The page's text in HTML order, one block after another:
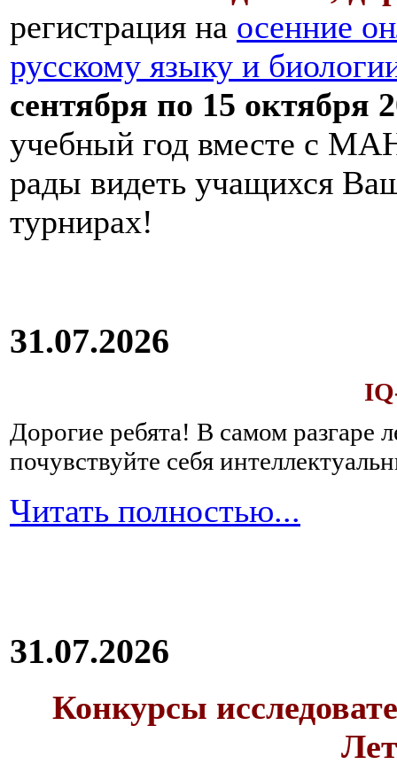
регистрация на осенние
русскому языку и
сентября по 15 октября
учебный год вместе с
рады видеть учащихся
турнирах!
31.07.2026
Дорогие ребята! В самом разгаре
почувствуйте себя
Читать полностью...
31.07.2026
Конкурсы